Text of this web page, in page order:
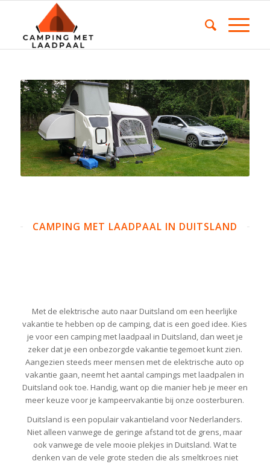
CAMPING MET LAADPAAL IN DUITSLAND
Met de elektrische auto naar Duitsland om een heerlijke
vakantie te hebben op de camping, dat is een goed idee. Kies
je voor een camping met laadpaal in Duitsland, dan weet je
zeker dat je een onbezorgde vakantie tegemoet kunt zien.
Aangezien steeds meer mensen met de elektrische auto op
vakantie gaan, neemt het aantal campings met laadpalen in
Duitsland ook toe. Handig, want op die manier heb je meer en
meer keuze voor je kampeervakantie bij onze oosterburen.
Duitsland is een populair vakantieland voor Nederlanders.
Niet alleen vanwege de geringe afstand tot de grens, maar
ook vanwege de vele mooie plekjes in Duitsland. Wat te
denken van de vele grote steden die als smeltkroes niet